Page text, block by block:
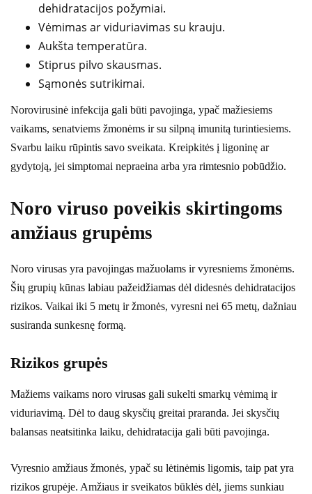
dehidratacijos požymiai.
Vėmimas ar viduriavimas su krauju.
Aukšta temperatūra.
Stiprus pilvo skausmas.
Sąmonės sutrikimai.
Norovirusinė infekcija gali būti pavojinga, ypač mažiesiems
vaikams, senatviems žmonėms ir su silpną imunitą turintiesiems.
Svarbu laiku rūpintis savo sveikata. Kreipkitės į ligoninę ar
gydytoją, jei simptomai nepraeina arba yra rimtesnio pobūdžio.
Noro viruso poveikis skirtingoms
amžiaus grupėms
Noro virusas yra pavojingas mažuolams ir vyresniems žmonėms.
Šių grupių kūnas labiau pažeidžiamas dėl didesnės dehidratacijos
rizikos. Vaikai iki 5 metų ir žmonės, vyresni nei 65 metų, dažniau
susiranda sunkesnę formą.
Rizikos grupės
Mažiems vaikams noro virusas gali sukelti smarkų vėmimą ir
viduriavimą. Dėl to daug skysčių greitai praranda. Jei skysčių
balansas neatsitinka laiku, dehidratacija gali būti pavojinga.
Vyresnio amžiaus žmonės, ypač su lėtinėmis ligomis, taip pat yra
rizikos grupėje. Amžiaus ir sveikatos būklės dėl, jiems sunkiau